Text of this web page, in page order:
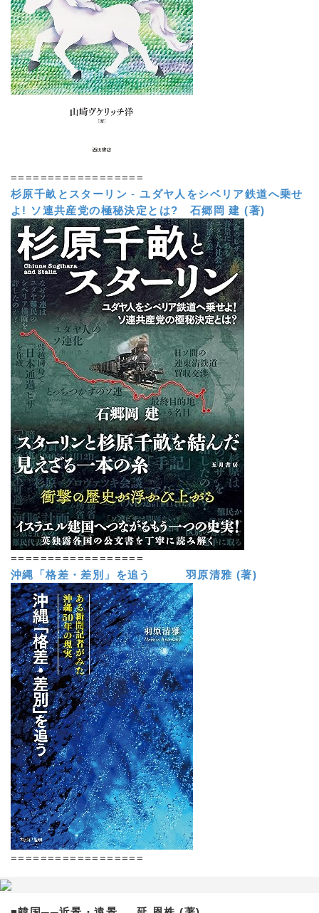
==================
杉原千畝とスターリン -ユダヤ人をシベリア鉄道へ乗せ
よ! ソ連共産党の極秘決定とは?
石郷岡 建 (著)
==================
沖縄「格差・差別」を追う 羽原清雅 (著)
==================